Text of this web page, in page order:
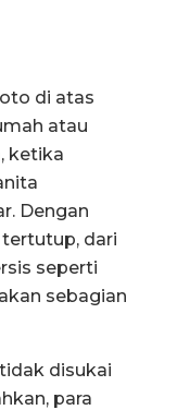
di atas
atau
ketika
Dengan
dari
seperti
sebagian
disukai
para